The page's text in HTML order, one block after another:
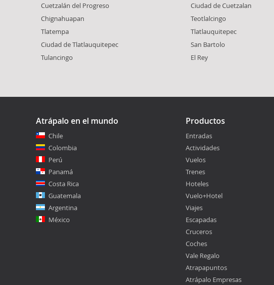
Cuetzalán del Progreso
Chignahuapan
Tlatempa
Ciudad de Tlatlauquitepec
Tulancingo
Ciudad de Cuetzalan
Teotlalcingo
Tlatlauquitepec
San Bartolo
El Rey
Atrápalo en el mundo
Chile
Colombia
Perú
Panamá
Costa Rica
Guatemala
Argentina
México
Productos
Entradas
Actividades
Vuelos
Trenes
Hoteles
Vuelo+Hotel
Viajes
Escapadas
Cruceros
Coches
Vale Regalo
Atrapapuntos
Atrápalo Empresas